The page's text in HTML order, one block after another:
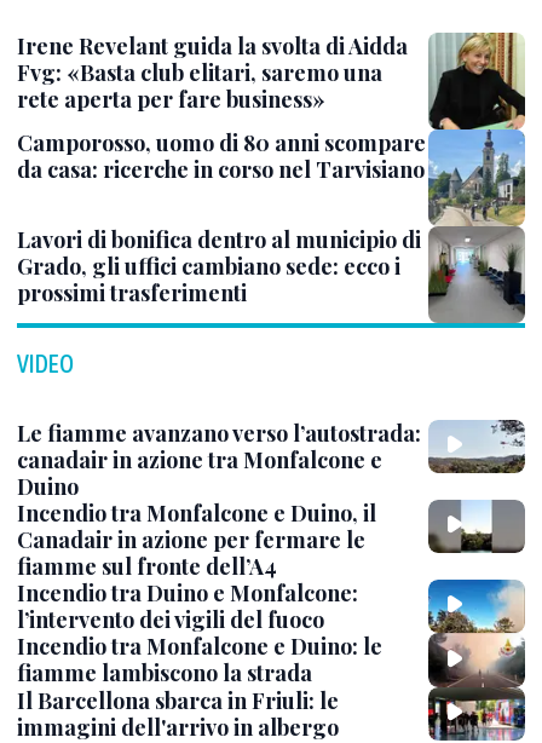
Irene Revelant guida la svolta di Aidda
Fvg: «Basta club elitari, saremo una
rete aperta per fare business»
Camporosso, uomo di 80 anni scompare
da casa: ricerche in corso nel Tarvisiano
Lavori di bonifica dentro al municipio di
Grado, gli uffici cambiano sede: ecco i
prossimi trasferimenti
VIDEO
Le fiamme avanzano verso l’autostrada:
canadair in azione tra Monfalcone e
Duino
Incendio tra Monfalcone e Duino, il
Canadair in azione per fermare le
fiamme sul fronte dell’A4
Incendio tra Duino e Monfalcone:
l’intervento dei vigili del fuoco
Incendio tra Monfalcone e Duino: le
fiamme lambiscono la strada
Il Barcellona sbarca in Friuli: le
immagini dell'arrivo in albergo